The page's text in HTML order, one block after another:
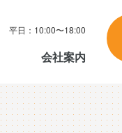
平日：10:00〜18:00
会社案内